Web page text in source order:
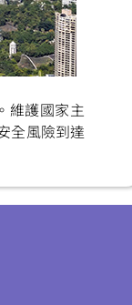
維護國家主
全風險到達